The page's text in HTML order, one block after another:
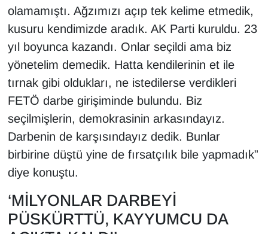
olamamıştı. Ağzımızı açıp tek kelime etmedik,
kusuru kendimizde aradık. AK Parti kuruldu. 23
yıl boyunca kazandı. Onlar seçildi ama biz
yönetelim demedik. Hatta kendilerinin et ile
tırnak gibi oldukları, ne istedilerse verdikleri
FETÖ darbe girişiminde bulundu. Biz
seçilmişlerin, demokrasinin arkasındayız.
Darbenin de karşısındayız dedik. Bunlar
birbirine düştü yine de fırsatçılık bile yapmadık”
diye konuştu.
‘MİLYONLAR DARBEYİ
PÜSKÜRTTÜ, KAYYUMCU DA